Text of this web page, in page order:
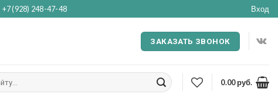
+7 (928) 248-47-48 Вход
ЗАКАЗАТЬ ЗВОНОК
0.00руб.